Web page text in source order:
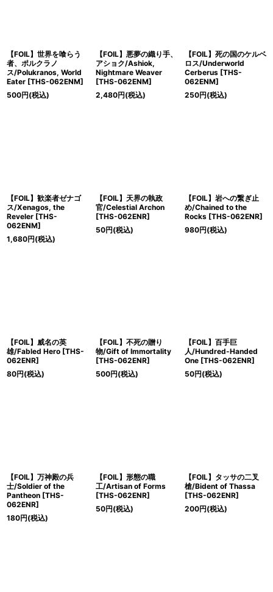
【FOIL】世界を喰らう
者、ポルクラノ
ス/Polukranos, World
Eater [THS-062ENM]
500円(税込)
【FOIL】悪夢の織り手、
アショク/Ashiok,
Nightmare Weaver
[THS-062ENM]
2,480円(税込)
【FOIL】死の国のケルベ
ロス/Underworld
Cerberus [THS-
062ENM]
250円(税込)
【FOIL】歓楽者ゼナゴ
ス/Xenagos, the
Reveler [THS-
062ENM]
1,680円(税込)
【FOIL】天界の執政
官/Celestial Archon
[THS-062ENR]
50円(税込)
【FOIL】岩への繋ぎ止
め/Chained to the
Rocks [THS-062ENR]
980円(税込)
【FOIL】威名の英
雄/Fabled Hero [THS-
062ENR]
80円(税込)
【FOIL】不死の贈り
物/Gift of Immortality
[THS-062ENR]
500円(税込)
【FOIL】百手巨
人/Hundred-Handed
One [THS-062ENR]
50円(税込)
【FOIL】万神殿の兵
士/Soldier of the
Pantheon [THS-
062ENR]
180円(税込)
【FOIL】形態の職
工/Artisan of Forms
[THS-062ENR]
50円(税込)
【FOIL】タッサの二叉
槍/Bident of Thassa
[THS-062ENR]
200円(税込)